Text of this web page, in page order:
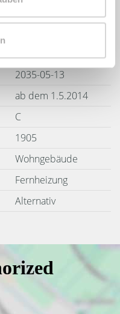
2035-05-13
ab dem 1.5.2014
C
1905
Wohngebäude
Fernheizung
Alternativ